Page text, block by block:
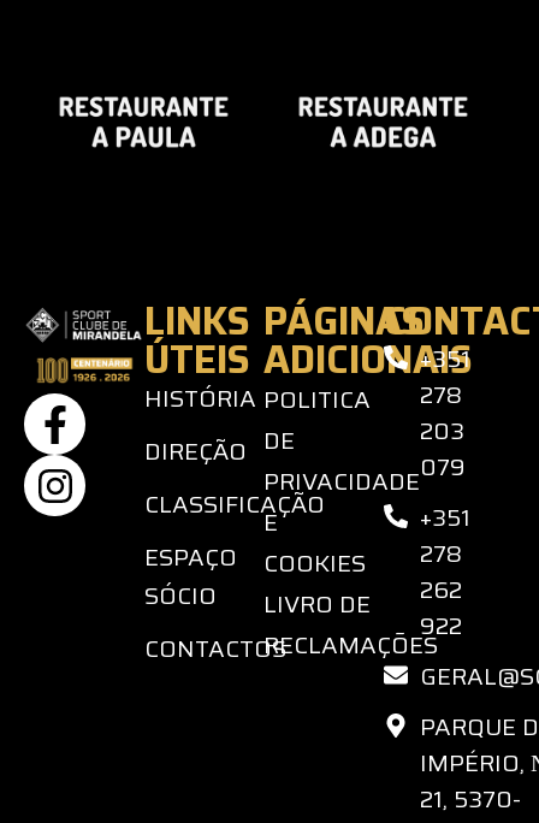
LINKS
ÚTEIS
HISTÓRIA
DIREÇÃO
CLASSIFICAÇÃO
ESPAÇO
SÓCIO
CONTACTOS
PÁGINAS
ADICIONAIS
POLITICA
DE
PRIVACIDADE
E
COOKIES
LIVRO DE
RECLAMAÇÕES
+351
278
203
079
+351
278
262
922
PARQUE
21, 5370-